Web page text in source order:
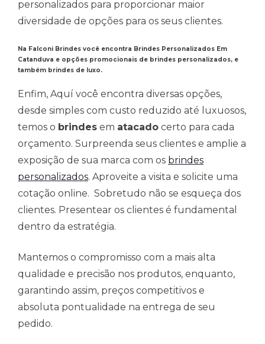
personalizados para proporcionar maior
diversidade de opções para os seus clientes.
Na Falconi Brindes você encontra Brindes Personalizados Em
Catanduva e opções promocionais de brindes personalizados, e
também brindes de luxo.
Enfim, Aquí você encontra diversas opções,
desde simples com custo reduzido até luxuosos,
temos o brindes em atacado certo para cada
orçamento. Surpreenda seus clientes e amplie a
exposição de sua marca com os brindes
personalizados. Aproveite a visita e solicite uma
cotação online. Sobretudo não se esqueça dos
clientes. Presentear os clientes é fundamental
dentro da estratégia.
Mantemos o compromisso com a mais alta
qualidade e precisão nos produtos, enquanto,
garantindo assim, preços competitivos e
absoluta pontualidade na entrega de seu
pedido.